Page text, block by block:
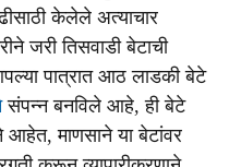
केलेले अत्याचार
जरी तिसवाडी बेटाची
पात्रात आठ लाडकी बेटे
संपन्न बनविले आहे, ही बेटे
आहेत, माणसाने या बेटांवर